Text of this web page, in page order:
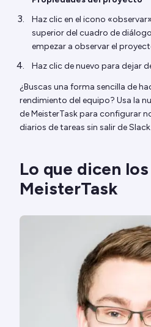
Haz clic en el icono
superior del cuadro de
empezar a observar el
Haz clic de nuevo para dejar
¿Buscas una forma sencilla de
rendimiento del equipo? Usa la
de MeisterTask para configurar
diarios de tareas sin salir de Slack.
Lo que dicen
MeisterTask